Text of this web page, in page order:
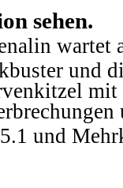
sehen.
wartet
und
und